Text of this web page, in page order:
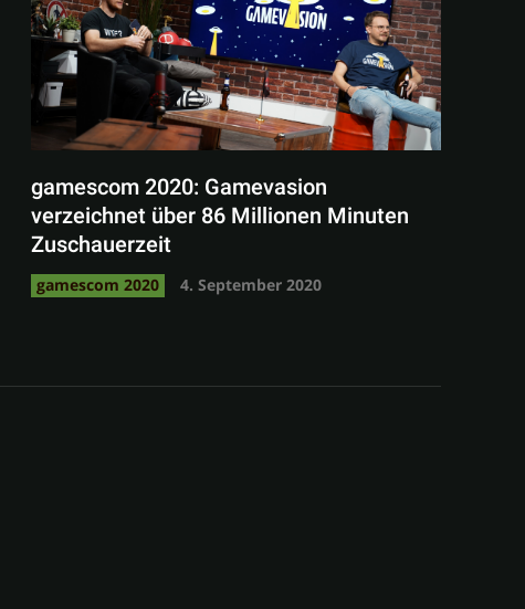
gamescom 2020: Gamevasion
verzeichnet über 86 Millionen Minuten
Zuschauerzeit
gamescom 2020 4. September 2020